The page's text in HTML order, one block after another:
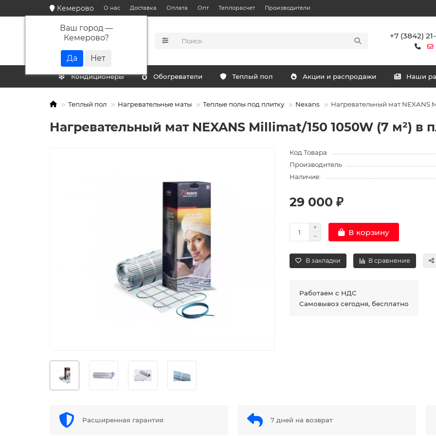
Кемерово
Ваш город —
Кемерово?
О нас Доставка Оплата Опт Теплорасчет Производители
КАТАЛОГ
+7 (3842)
Кондиционеры Обогреватели Теплый пол Акции и распродажи Наши
Теплый пол Нагревательные маты Теплые полы под плитку Nexans Нагревательный мат NEXANS
Нагревательный мат NEXANS Millimat/150 1050W (7 м²) в
Код Товара
Производитель
Наличие:
29 000 ₽
В корзину
В закладки В сравнение
Работаем с НДС
Самовывоз сегодня, бесплатно
Расширенная гарантия 7 дней на возврат